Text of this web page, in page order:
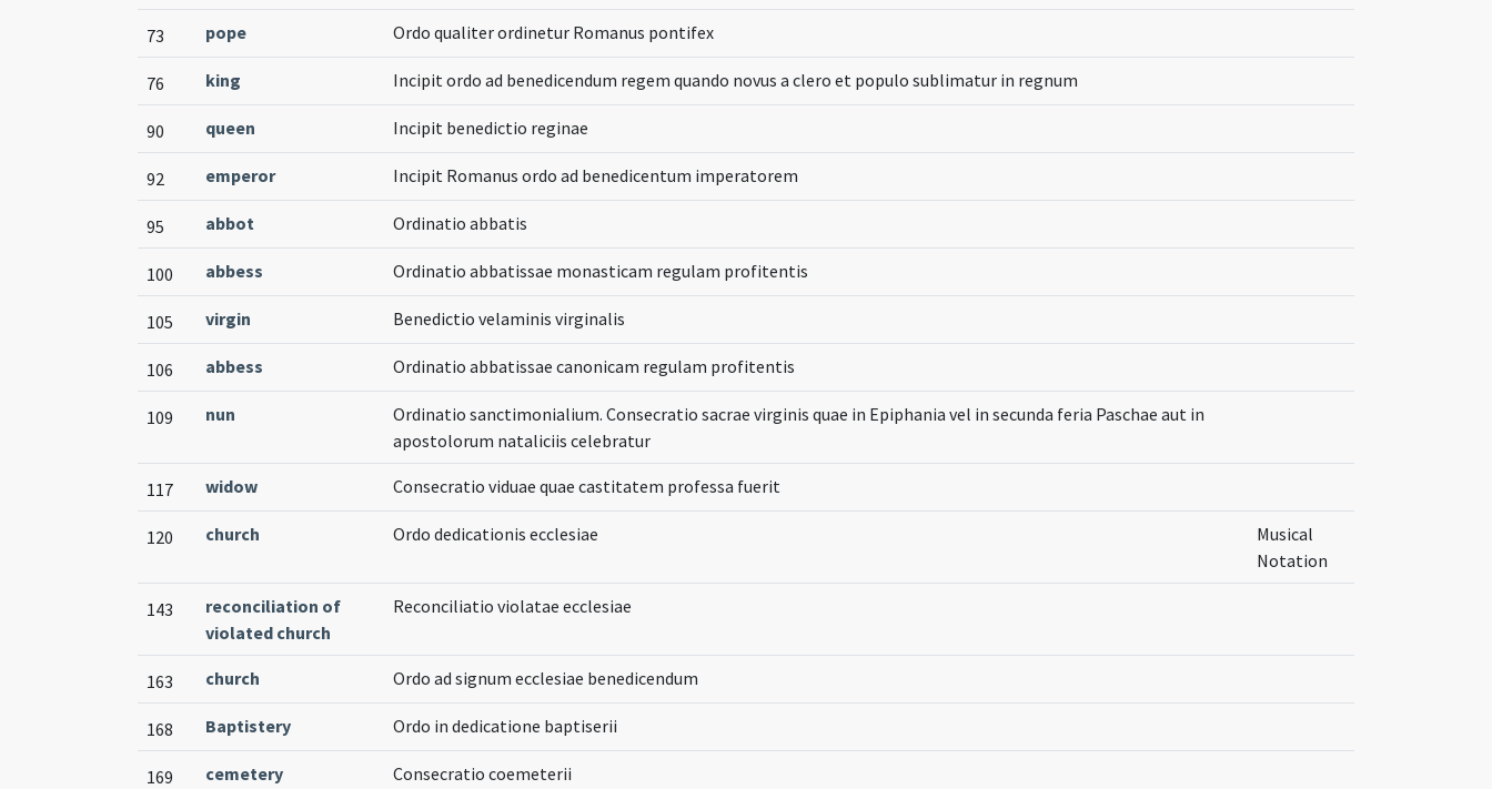
73 pope Ordo qualiter ordinetur Romanus pontifex
76 king Incipit ordo ad benedicendum regem quando novus a clero et populo sublimatur in regnum
90 queen Incipit benedictio reginae
92 emperor Incipit Romanus ordo ad benedicentum imperatorem
95 abbot Ordinatio abbatis
100 abbess Ordinatio abbatissae monasticam regulam profitentis
105 virgin Benedictio velaminis virginalis
106 abbess Ordinatio abbatissae canonicam regulam profitentis
109 nun
Ordinatio sanctimonialium. Consecratio sacrae virginis quae in Epiphania vel in secunda feria Paschae aut in
apostolorum nataliciis celebratur
117 widow Consecratio viduae quae castitatem professa fuerit
120 church Ordo dedicationis ecclesiae
Musical
Notation
143
reconciliation of
violated church
Reconciliatio violatae ecclesiae
163 church Ordo ad signum ecclesiae benedicendum
168 Baptistery Ordo in dedicatione baptiserii
169 cemetery Consecratio coemeterii